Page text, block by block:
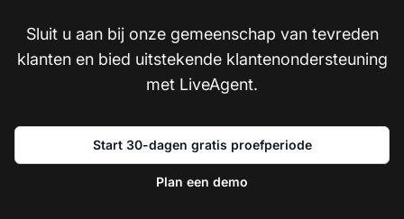
Sluit u aan bij onze gemeenschap van tevreden
klanten en bied uitstekende klantenondersteuning
met LiveAgent.
Start 30-dagen gratis proefperiode
Plan een demo